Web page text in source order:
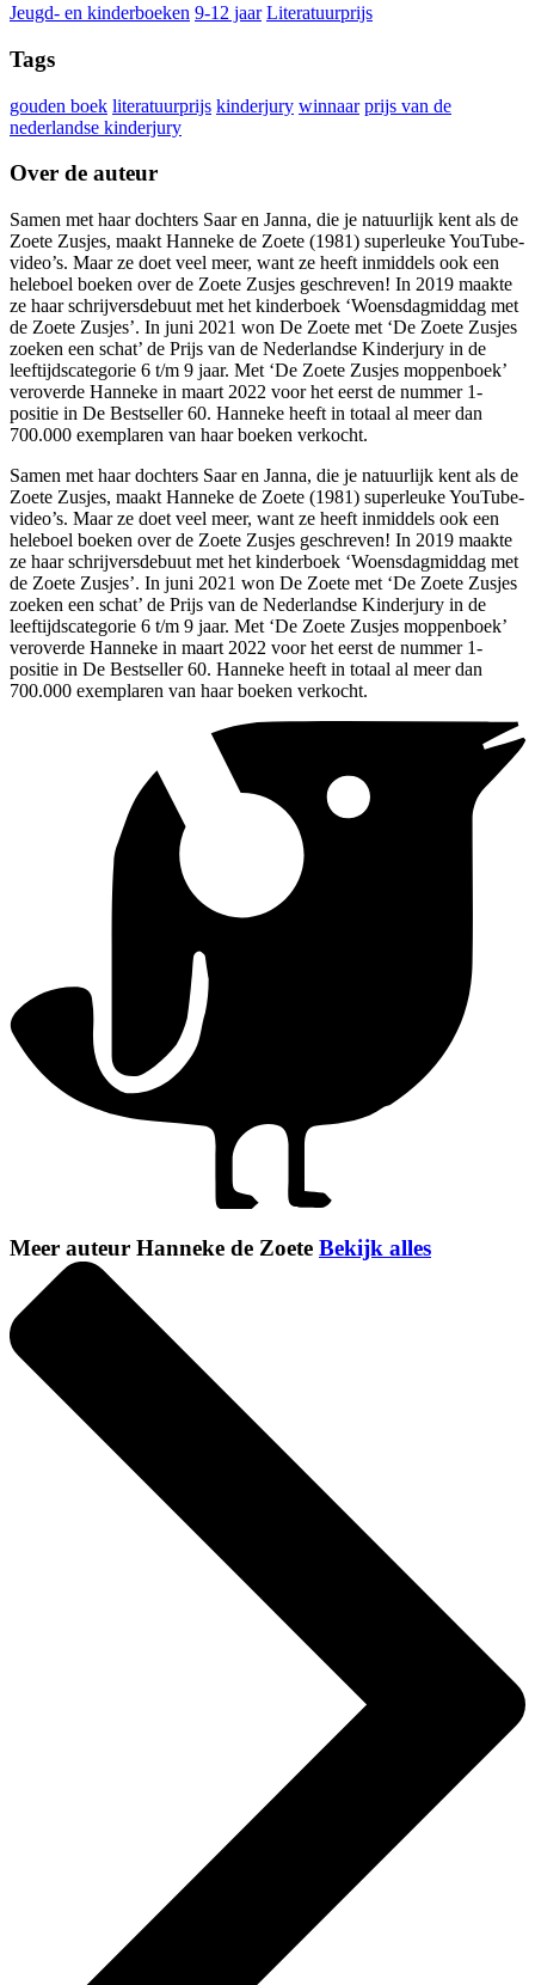
Jeugd- en kinderboeken 9-12 jaar Literatuurprijs
Tags
gouden boek literatuurprijs kinderjury winnaar prijs van de
nederlandse kinderjury
Over de auteur
Samen met haar dochters Saar en Janna, die je natuurlijk kent als de
Zoete Zusjes, maakt Hanneke de Zoete (1981) superleuke YouTube-
video’s. Maar ze doet veel meer, want ze heeft inmiddels ook een
heleboel boeken over de Zoete Zusjes geschreven! In 2019 maakte
ze haar schrijversdebuut met het kinderboek ‘Woensdagmiddag met
de Zoete Zusjes’. In juni 2021 won De Zoete met ‘De Zoete Zusjes
zoeken een schat’ de Prijs van de Nederlandse Kinderjury in de
leeftijdscategorie 6 t/m 9 jaar. Met ‘De Zoete Zusjes moppenboek’
veroverde Hanneke in maart 2022 voor het eerst de nummer 1-
positie in De Bestseller 60. Hanneke heeft in totaal al meer dan
700.000 exemplaren van haar boeken verkocht.
Samen met haar dochters Saar en Janna, die je natuurlijk kent als de
Zoete Zusjes, maakt Hanneke de Zoete (1981) superleuke YouTube-
video’s. Maar ze doet veel meer, want ze heeft inmiddels ook een
heleboel boeken over de Zoete Zusjes geschreven! In 2019 maakte
ze haar schrijversdebuut met het kinderboek ‘Woensdagmiddag met
de Zoete Zusjes’. In juni 2021 won De Zoete met ‘De Zoete Zusjes
zoeken een schat’ de Prijs van de Nederlandse Kinderjury in de
leeftijdscategorie 6 t/m 9 jaar. Met ‘De Zoete Zusjes moppenboek’
veroverde Hanneke in maart 2022 voor het eerst de nummer 1-
positie in De Bestseller 60. Hanneke heeft in totaal al meer dan
700.000 exemplaren van haar boeken verkocht.
Meer auteur Hanneke de Zoete Bekijk alles